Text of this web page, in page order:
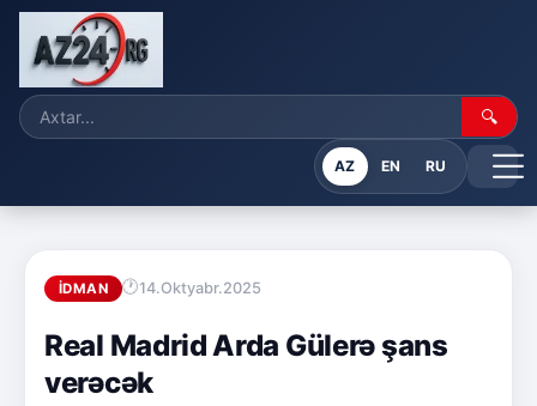
🔍
AZ EN RU
İDMAN 14.Oktyabr.2025
Real Madrid Arda Gülerə şans
verəcək